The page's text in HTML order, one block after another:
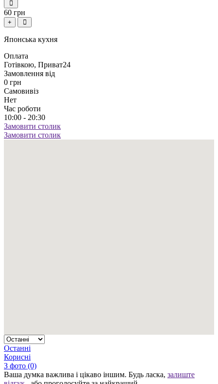
60 грн
+
Японська кухня
Оплата
Готівкою, Приват24
Замовлення від
0 грн
Самовивіз
Нет
Час роботи
10:00 - 20:30
Замовити столик
Замовити столик
Останні
Корисні
З фото (0)
Ваша думка важлива і цікаво іншим. Будь ласка, залиште